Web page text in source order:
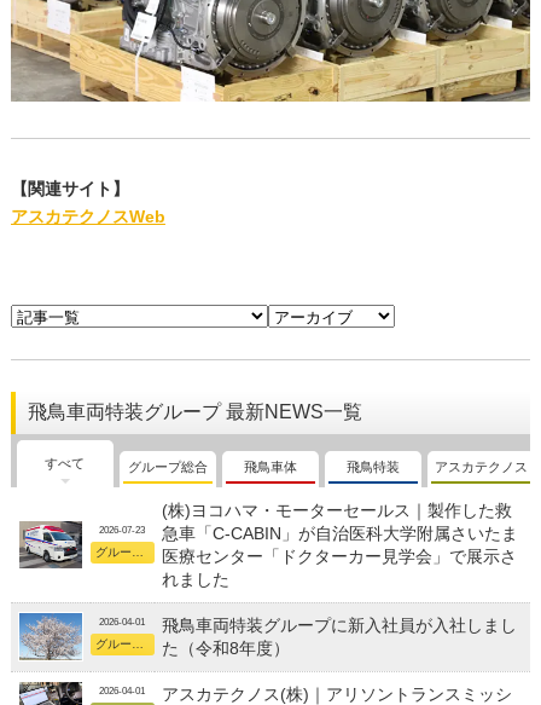
【関連サイト】
アスカテクノスWeb
飛鳥車両特装グループ 最新NEWS一覧
すべて グループ総合 飛鳥車体 飛鳥特装 アスカテクノス
2026-07-23
(株)ヨコハマ・モーターセールス｜製作した救
急車「C-CABIN」が自治医科大学附属さいたま
医療センター「ドクターカー見学会」で展示さ
れました
2026-04-01
飛鳥車両特装グループに新入社員が入社しまし
た（令和8年度）
2026-04-01
アスカテクノス(株)｜アリソントランスミッシ